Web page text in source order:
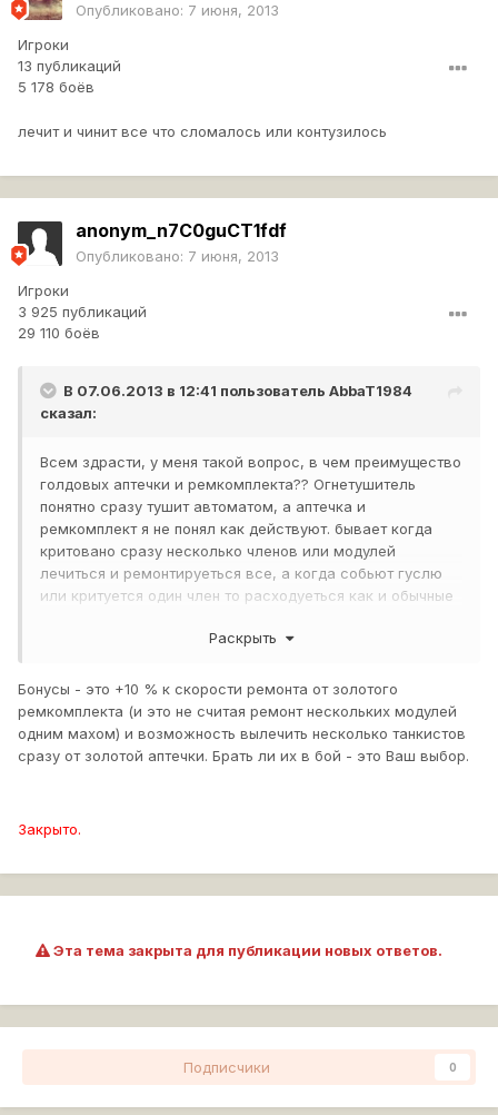
Опубликовано: 7 июня, 2013
Игроки
13 публикаций
5 178 боёв
лечит и чинит все что сломалось или контузилось
anonym_n7C0guCT1fdf
Опубликовано: 7 июня, 2013
Игроки
3 925 публикаций
29 110 боёв
В 07.06.2013 в 12:41 пользователь AbbaT1984
сказал:
Всем здрасти, у меня такой вопрос, в чем преимущество
голдовых аптечки и ремкомплекта?? Огнетушитель
понятно сразу тушит автоматом, а аптечка и
ремкомплект я не понял как действуют. бывает когда
критовано сразу несколько членов или модулей
лечиться и ремонтируеться все, а когда собьют гуслю
или критуется один член то расходуеться как и обычные
а каждый бой отдавать по 10-20к серебра накладно.
Раскрыть
Бонусы - это +10 % к скорости ремонта от золотого
ремкомплекта (и это не считая ремонт нескольких модулей
одним махом) и возможность вылечить несколько танкистов
сразу от золотой аптечки. Брать ли их в бой - это Ваш выбор.
Закрыто.
Эта тема закрыта для публикации новых ответов.
Подписчики 0